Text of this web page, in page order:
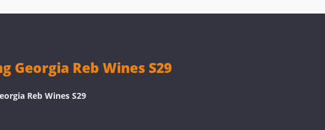
Georgia Reb Wines S29
Reb Wines S29